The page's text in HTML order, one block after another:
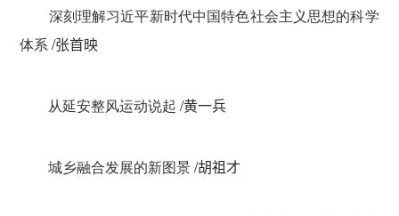
深刻理解习近平新时代中国特色社会主义思想的科学
体系/张首映
从延安整风运动说起 /黄一兵
城乡融合发展的新图景/胡祖才